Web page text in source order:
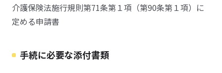
介護保険法施行規則第71条第１項（第90条第１項）に
定める申請書
手続に必要な添付書類